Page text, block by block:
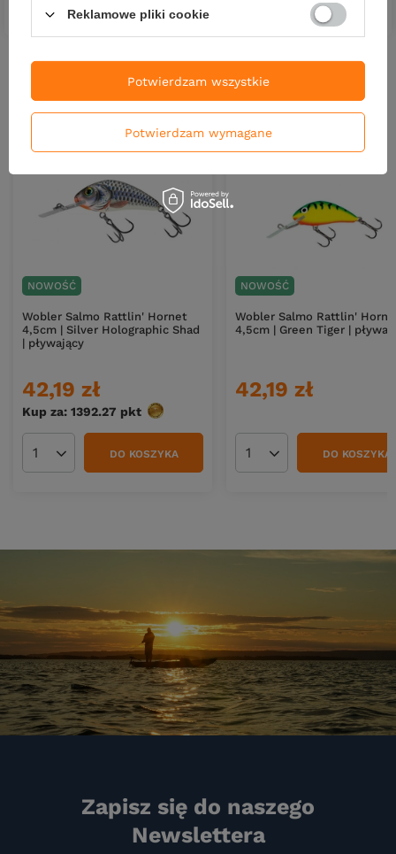
Ilość produktówDO KOSZYKA Ilość produktówDO KOSZYKA
NOWOŚĆ
Wobler Salmo Rattlin' Hornet
4,5cm | Silver Holographic Shad
| pływający
42,19 zł
Kup za: 1392.27 pkt punktów
Ilość produktówDO KOSZYKA
NOWOŚĆ
Wobler Salmo Rattlin'
4,5cm | Green Tiger |
42,19 zł
Ilość produktówDO KOSZYKA
Zapisz się do naszego
Newslettera
Reklamowe pliki cookie
Potwierdzam wymagane
Potwierdzam wszystkie